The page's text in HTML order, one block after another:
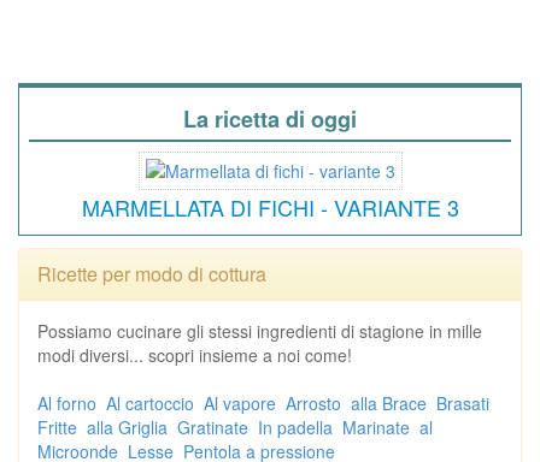
La ricetta di oggi
MARMELLATA DI FICHI - VARIANTE 3
Ricette per modo di cottura
Possiamo cucinare gli stessi ingredienti di stagione in mille
modi diversi... scopri insieme a noi come!
Al forno Al cartoccio Al vapore Arrosto alla Brace Brasati
Fritte alla Griglia Gratinate In padella Marinate al
Microonde Lesse Pentola a pressione